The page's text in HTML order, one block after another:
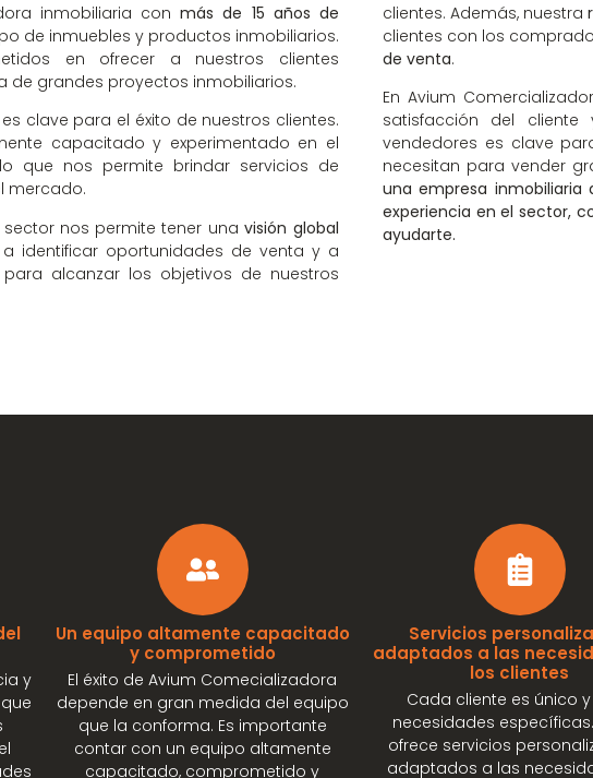
inmobiliaria con más de 15 años de
de inmuebles y productos inmobiliarios.
en ofrecer a nuestros clientes
de grandes proyectos inmobiliarios.
clave para el éxito de nuestros clientes.
capacitado y experimentado en el
que nos permite brindar servicios de
mercado.
nos permite tener una visión global
identificar oportunidades de venta y a
para alcanzar los objetivos de nuestros
clientes. Además, nuestra
clientes con los
de venta.
En Avium
satisfacción del
vendedores es clave
necesitan para vender
una empresa
experiencia en el sector,
ayudarte.
y
Un equipo altamente capacitado
y comprometido
El éxito de Avium Comecializadora
depende en gran medida del equipo
que la conforma. Es importante
contar con un equipo altamente
capacitado, comprometido y
Servicios
adaptados a las
los clientes
Cada cliente es único
necesidades
ofrece servicios
adaptados a las